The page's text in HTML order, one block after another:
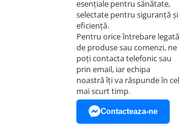
esențiale pentru sănătate,
selectate pentru siguranță și
eficiență.
Pentru orice întrebare legată
de produse sau comenzi, ne
poți contacta telefonic sau
prin email, iar echipa
noastră îți va răspunde în cel
mai scurt timp.
Contacteaza-ne